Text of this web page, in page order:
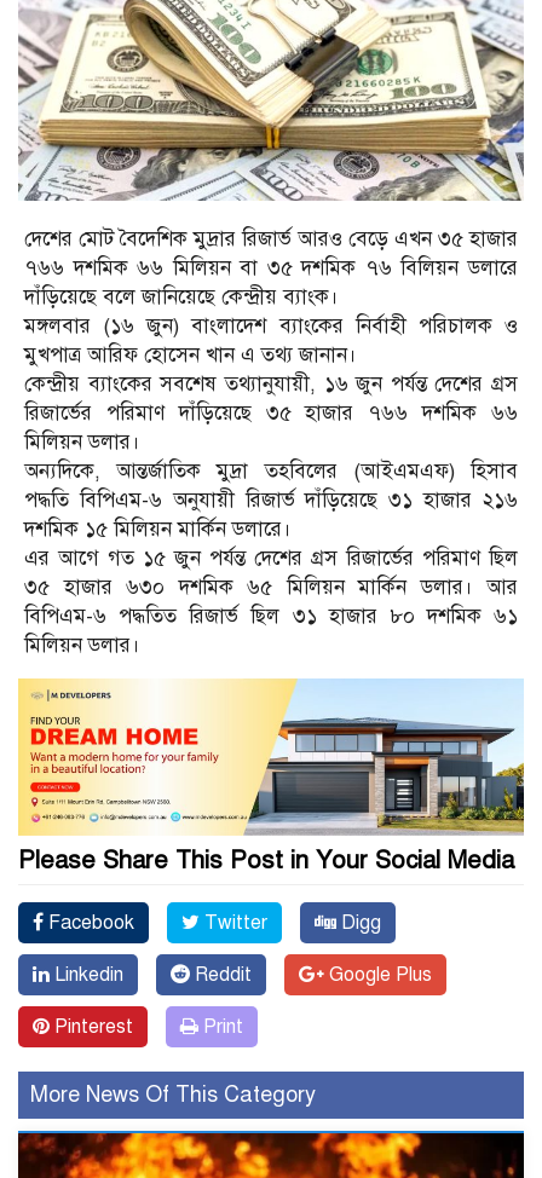
দেশের মোট বৈদেশিক মুদ্রার রিজার্ভ আরও বেড়ে এখন ৩৫ হাজার
৭৬৬ দশমিক ৬৬ মিলিয়ন বা ৩৫ দশমিক ৭৬ বিলিয়ন ডলারে
দাঁড়িয়েছে বলে জানিয়েছে কেন্দ্রীয় ব্যাংক।
মঙ্গলবার (১৬ জুন) বাংলাদেশ ব্যাংকের নির্বাহী পরিচালক ও
মুখপাত্র আরিফ হোসেন খান এ তথ্য জানান।
কেন্দ্রীয় ব্যাংকের সবশেষ তথ্যানুযায়ী, ১৬ জুন পর্যন্ত দেশের গ্রস
রিজার্ভের পরিমাণ দাঁড়িয়েছে ৩৫ হাজার ৭৬৬ দশমিক ৬৬
মিলিয়ন ডলার।
অন্যদিকে, আন্তর্জাতিক মুদ্রা তহবিলের (আইএমএফ) হিসাব
পদ্ধতি বিপিএম-৬ অনুযায়ী রিজার্ভ দাঁড়িয়েছে ৩১ হাজার ২১৬
দশমিক ১৫ মিলিয়ন মার্কিন ডলারে।
এর আগে গত ১৫ জুন পর্যন্ত দেশের গ্রস রিজার্ভের পরিমাণ ছিল
৩৫ হাজার ৬৩০ দশমিক ৬৫ মিলিয়ন মার্কিন ডলার। আর
বিপিএম-৬ পদ্ধতিত রিজার্ভ ছিল ৩১ হাজার ৮০ দশমিক ৬১
মিলিয়ন ডলার।
Please Share This Post in Your Social Media
Facebook Twitter Digg
Linkedin Reddit Google Plus
Pinterest Print
More News Of This Category